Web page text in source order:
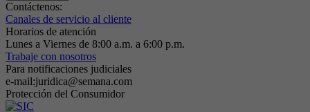
Contáctenos:
Canales de servicio al cliente
Horarios de atención
Lunes a Viernes de 8:00 a.m. a 6:00 p.m.
Trabaje con nosotros
Para notificaciones judiciales
e-mail:juridica@semana.com
Protección del Consumidor